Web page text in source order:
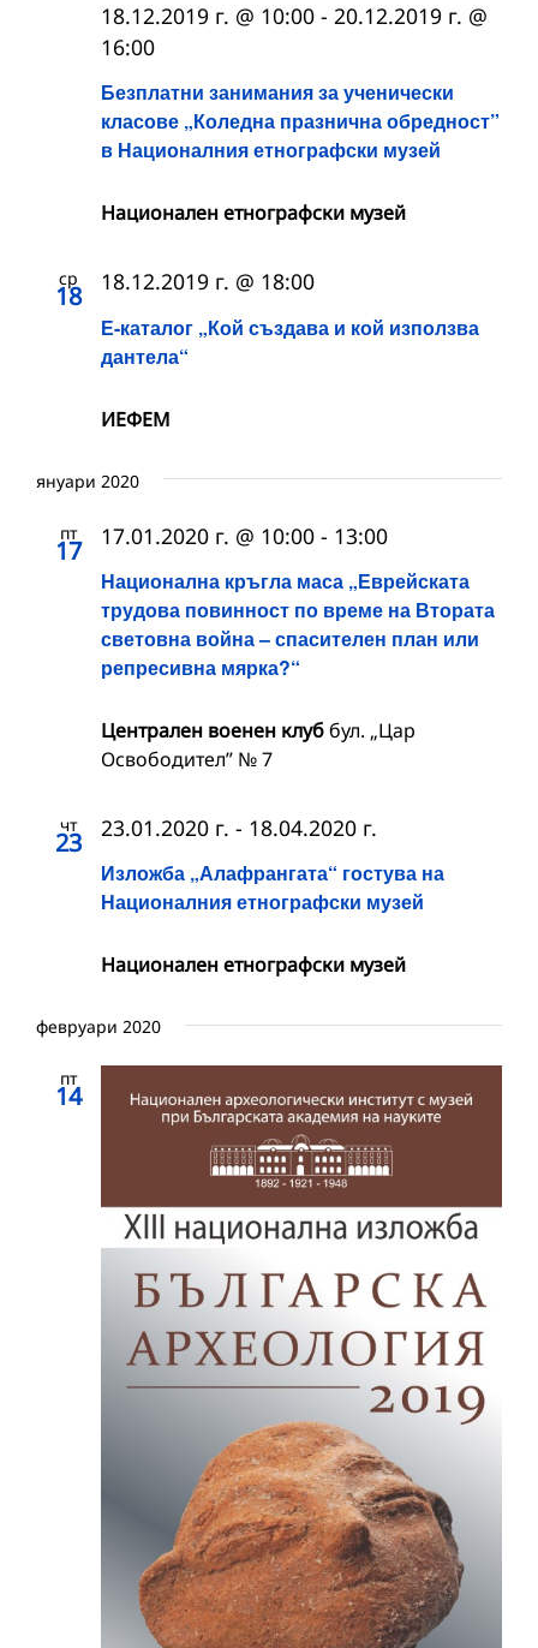
Безплатни занимания за ученически
класове „Коледна празнична обредност”
в Националния етнографски музей
18.12.2019 г. @ 10:00 - 20.12.2019 г. @
16:00
Национален етнографски музей
ср
18
Е-каталог „Кой създава и кой използва
дантела“
18.12.2019 г. @ 18:00
ИЕФЕМ
януари 2020
пт
17
Национална кръгла маса „Еврейската
трудова повинност по време на Втората
световна война – спасителен план или
репресивна мярка?“
17.01.2020 г. @ 10:00 - 13:00
Централен военен клуббул. „Цар
Освободител” № 7
чт
23
Изложба „Алафрангата“ гостува на
Националния етнографски музей
23.01.2020 г. - 18.04.2020 г.
Националeн етнографски музей
февруари 2020
пт
14